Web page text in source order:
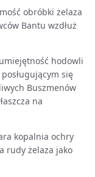
obróbki żelaza
Bantu wzdłuż
hodowli
się
Buszmenów
na
kopalnia ochry
rudy żelaza jako